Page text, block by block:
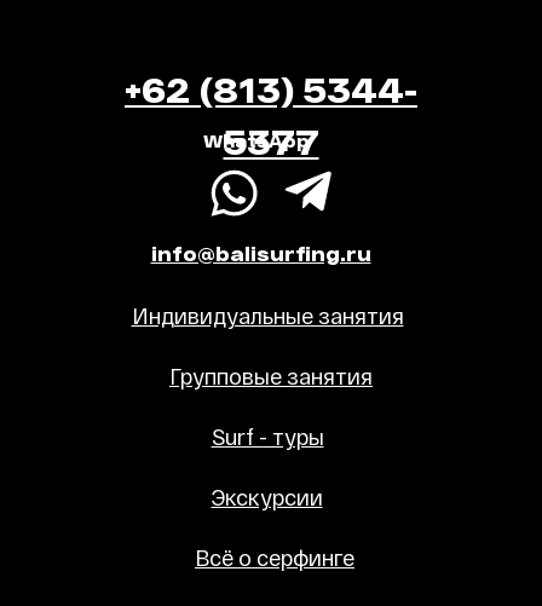
+62 (813) 5344-
5377
info@balisurfing.ru
Индивидуальные занятия
Групповые занятия
Surf - туры
Всё о серфинге
Экскурсии
WhatsApp